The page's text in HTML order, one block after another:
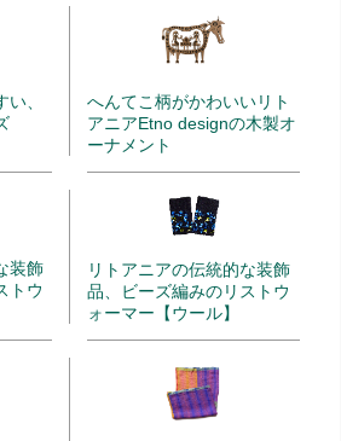
、
へんてこ柄がかわいいリト
アニアEtno designの木製オ
ーナメント
装飾
トウ
リトアニアの伝統的な装飾
品、ビーズ編みのリストウ
ォーマー【ウール】